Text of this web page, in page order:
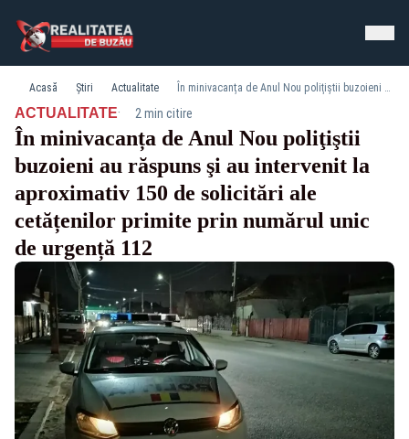
Acasă Știri Actualitate În minivacanța de Anul Nou poliţiştii buzoieni au răspuns şi au intervenit la aproximativ 150 de solicitări ale cetățenilor primite prin numărul unic de urgență 112
ACTUALITATE· 2 min citire
În minivacanța de Anul Nou poliţiştii
buzoieni au răspuns şi au intervenit la
aproximativ 150 de solicitări ale
cetățenilor primite prin numărul unic
de urgență 112